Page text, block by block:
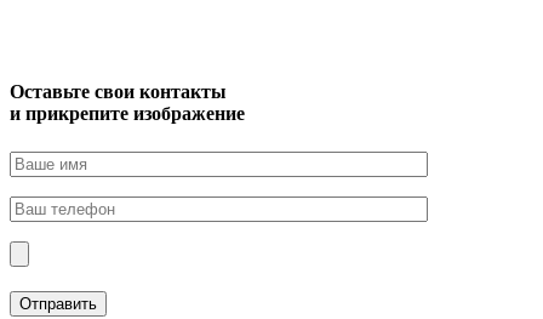
Оставьте свои контакты
и прикрепите изображение